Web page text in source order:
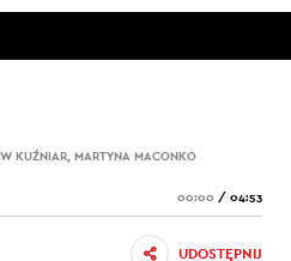
KUŹNIAR, MARTYNA MACONKO
00:00 / 04:53
UDOSTĘPNIJ